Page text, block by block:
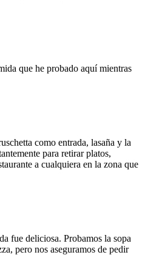
que he probado aquí mientras
como entrada, lasaña y la
para retirar platos,
a cualquiera en la zona que
fue deliciosa. Probamos la sopa
pero nos aseguramos de pedir